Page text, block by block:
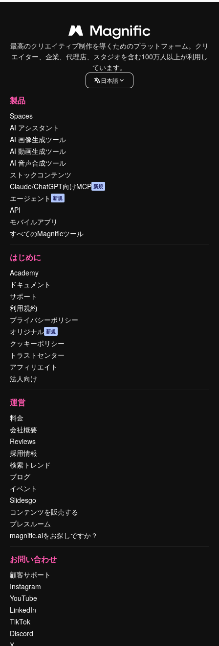
最高のクリエイティブ制作を導くためのプラットフォーム。クリ
エイター、企業、代理店、スタジオを含む100万人以上が利用し
ています。
日本語
製品
Spaces
AI アシスタント
AI 画像生成ツール
AI 動画生成ツール
AI 音声合成ツール
ストックコンテンツ
Claude/ChatGPT向けMCP 新規
エージェント 新規
API
モバイルアプリ
すべてのMagnificツール
はじめに
Academy
ドキュメント
サポート
利用規約
プライバシーポリシー
オリジナル 新規
クッキーポリシー
トラストセンター
アフィリエイト
法人向け
運営
料金
会社概要
Reviews
採用情報
検索トレンド
ブログ
イベント
Slidesgo
コンテンツを販売する
プレスルーム
magnific.aiをお探しですか？
お問い合わせ
顧客サポート
Instagram
YouTube
LinkedIn
TikTok
Discord